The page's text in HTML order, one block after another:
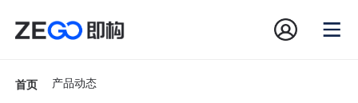
首页 产品动态